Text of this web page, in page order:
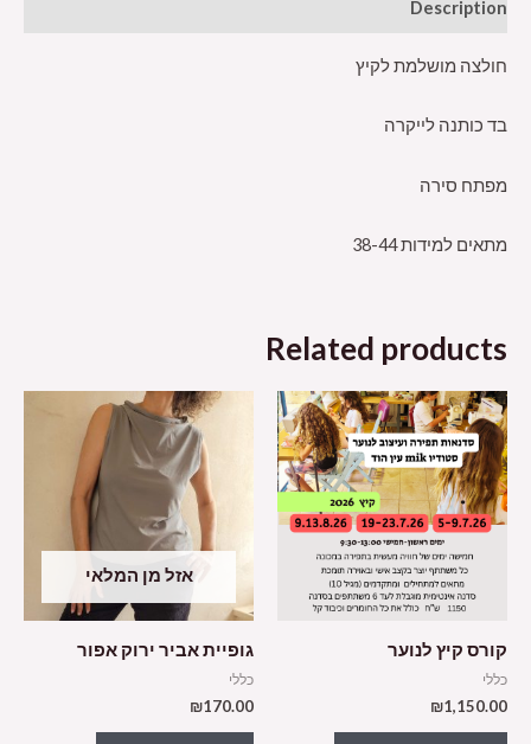
Description
חולצה מושלמת לקיץ
בד כותנה לייקרה
מפתח סירה
מתאים למידות 38-44
Related products
קורס קיץ לנוער
כללי
₪1,150.00
אזל מן המלאי
גופיית אביר ירוק אפור
כללי
₪170.00